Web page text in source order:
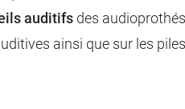
auditifs des
ainsi que sur les